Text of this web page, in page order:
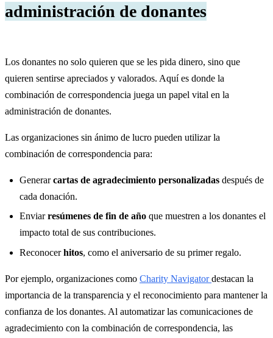
administración de donantes
Los donantes no solo quieren que se les pida dinero, sino que
quieren sentirse apreciados y valorados. Aquí es donde la
combinación de correspondencia juega un papel vital en la
administración de donantes.
Las organizaciones sin ánimo de lucro pueden utilizar la
combinación de correspondencia para:
Generarcartas de agradecimiento personalizadas después de
cada donación.
Enviarresúmenes de fin de año que muestren a los donantes el
impacto total de sus contribuciones.
Reconocerhitos, como el aniversario de su primer regalo.
Por ejemplo, organizaciones como Charity Navigator destacan la
importancia de la transparencia y el reconocimiento para mantener la
confianza de los donantes. Al automatizar las comunicaciones de
agradecimiento con la combinación de correspondencia, las